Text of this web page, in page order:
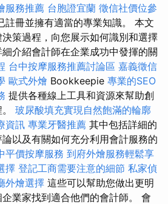
服務推薦 台胞證宜蘭 徵信社價位參
註冊並擁有適當的專業知識。 本文
策過程，向您展示如何識別和選擇
介紹會計師在企業成功中發揮的關
台中按摩服務推薦討論區 嘉義徵信
歐式外燴 Bookkeepie 專業的SEO
提供各種線上工具和資源來幫助創
玻尿酸填充實現自然飽滿的輪廓
資訊 專業牙醫推薦 其中包括詳細的
以及有關如何充分利用會計服務的
平價按摩服務 到府外燴服務輕鬆享
擇 登記工商需要注意的細節 私家偵
外燴選擇 這些可以幫助您做出更明
業家找到適合他們的會計師。 會